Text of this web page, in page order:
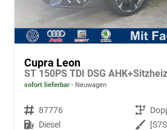
Cupra Leon
sofort lieferbar Neuwagen
Fahrzeugnr. 87776 Getriebe
Kraftstoff Diesel Außenfarbe